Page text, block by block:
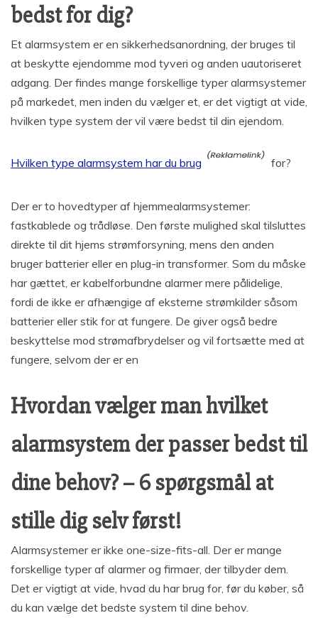
bedst for dig?
Et alarmsystem er en sikkerhedsanordning, der bruges til
at beskytte ejendomme mod tyveri og anden uautoriseret
adgang. Der findes mange forskellige typer alarmsystemer
på markedet, men inden du vælger et, er det vigtigt at vide,
hvilken type system der vil være bedst til din ejendom.
Hvilken type alarmsystem har du brug for?
Der er to hovedtyper af hjemmealarmsystemer:
fastkablede og trådløse. Den første mulighed skal tilsluttes
direkte til dit hjems strømforsyning, mens den anden
bruger batterier eller en plug-in transformer. Som du måske
har gættet, er kabelforbundne alarmer mere pålidelige,
fordi de ikke er afhængige af eksterne strømkilder såsom
batterier eller stik for at fungere. De giver også bedre
beskyttelse mod strømafbrydelser og vil fortsætte med at
fungere, selvom der er en
Hvordan vælger man hvilket
alarmsystem der passer bedst til
dine behov? – 6 spørgsmål at
stille dig selv først!
Alarmsystemer er ikke one-size-fits-all. Der er mange
forskellige typer af alarmer og firmaer, der tilbyder dem.
Det er vigtigt at vide, hvad du har brug for, før du køber, så
du kan vælge det bedste system til dine behov.